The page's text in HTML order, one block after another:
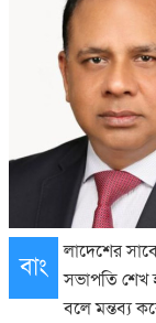
বাং
লাদেশের
সভাপতি শেখ
বলে মন্তব্য